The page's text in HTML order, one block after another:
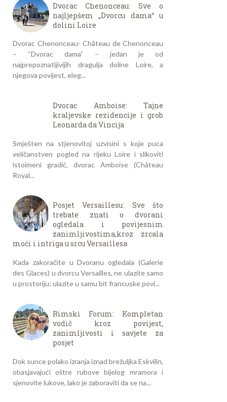
Dvorac Chenonceau: Sve o
najljepšem „Dvorcu dama“ u
dolini Loire
Dvorac Chenonceau- Château de Chenonceau
– “Dvorac dama” – jedan je od
najprepoznatljivijih dragulja doline Loire, a
njegova povijest, eleg...
Dvorac Amboise: Tajne
kraljevske rezidencije i grob
Leonarda da Vincija
Smješten na stjenovitoj uzvisini s koje puca
veličanstven pogled na rijeku Loire i slikoviti
istoimeni gradić, dvorac Amboise (Château
Royal...
Posjet Versaillesu: Sve što
trebate znati o dvorani
ogledala i povijesnim
zanimljivostima,kroz zrcala
moći i intriga u srcu Versaillesa
Kada zakoračite u Dvoranu ogledala (Galerie
des Glaces) u dvorcu Versailles, ne ulazite samo
u prostoriju; ulazite u samu bit francuske povi...
Rimski Forum: Kompletan
vodič kroz povijest,
zanimljivosti i savjete za
posjet
Dok sunce polako izranja iznad brežuljka Eskvilin,
obasjavajući oštre rubove bijelog mramora i
sjenovite lukove, lako je zaboraviti da se na...